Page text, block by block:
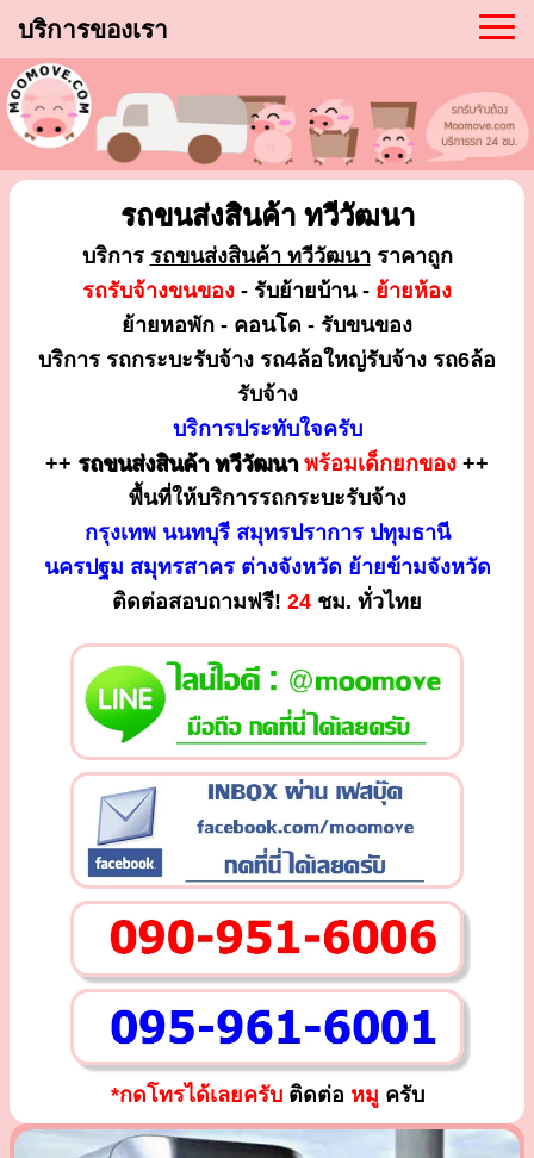
บริการของเรา
รถขนส่งสินค้า ทวีวัฒนา
บริการ รถขนส่งสินค้า ทวีวัฒนาราคาถูก
รถรับจ้างขนของ - รับย้ายบ้าน - ย้ายห้อง
ย้ายหอพัก - คอนโด - รับขนของ
บริการ รถกระบะรับจ้าง รถ4ล้อใหญ่รับจ้าง รถ6ล้อ
รับจ้าง
บริการประทับใจครับ
++ รถขนส่งสินค้า ทวีวัฒนา พร้อมเด็กยกของ ++
พื้นที่ให้บริการรถกระบะรับจ้าง
กรุงเทพ นนทบุรี สมุทรปราการ ปทุมธานี
นครปฐม สมุทรสาคร ต่างจังหวัด ย้ายข้ามจังหวัด
ติดต่อสอบถามฟรี! 24 ชม. ทั่วไทย
*กดโทรได้เลยครับติดต่อ หมู ครับ